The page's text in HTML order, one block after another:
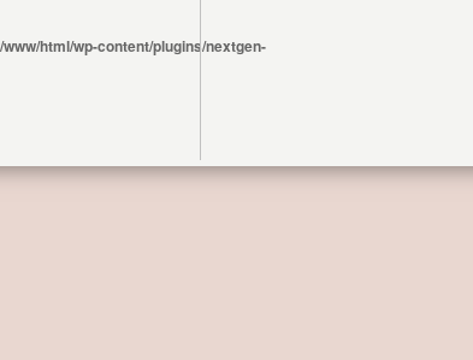
html/wp-content/plugins/nextgen-